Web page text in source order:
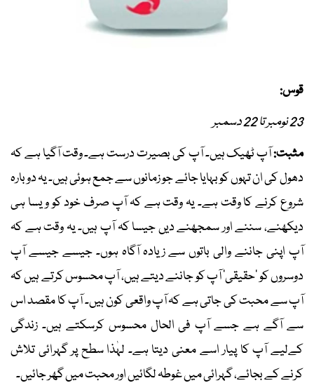
قوس:
23 نومبر تا 22 دسمبر
مثبت:آپ ٹھیک ہیں۔ آپ کی بصیرت درست ہے۔ وقت آگیا ہے کہ
دھول کی ان تہوں کو بہایا جائے جو زمانوں سے جمع ہوئی ہیں۔ یہ دوبارہ
شروع کرنے کا وقت ہے۔ یہ وقت ہے کہ آپ صرف خود کو ویسا ہی
دیکھنے، سننے اور سمجھنے دیں جیسا کہ آپ ہیں۔ یہ وقت ہے کہ
آپ اپنی جاننے والی باتوں سے زیادہ آگاہ ہوں۔ جیسے جیسے آپ
دوسروں کو ’حقیقی‘ آپ کو جاننے دیتے ہیں، آپ محسوس کرتے ہیں کہ
آپ سے محبت کی جاتی ہے کہ آپ واقعی کون ہیں۔ آپ کا مقصد اس
سے آگے ہے جسے آپ فی الحال محسوس کرسکتے ہیں۔ زندگی
کےلیے آپ کا پیار اسے معنی دیتا ہے۔ لہٰذا سطح پر گہرائی تلاش
کرنے کے بجائے، گہرائی میں غوطہ لگائیں اور محبت میں گھر جائیں۔